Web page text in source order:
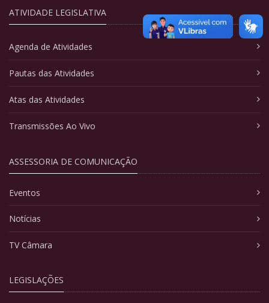
ATIVIDADE LEGISLATIVA
Agenda de Atividades
Pautas das Atividades
Atas das Atividades
Transmissões Ao Vivo
ASSESSORIA DE COMUNICAÇÃO
Eventos
Notícias
TV Câmara
LEGISLAÇÕES